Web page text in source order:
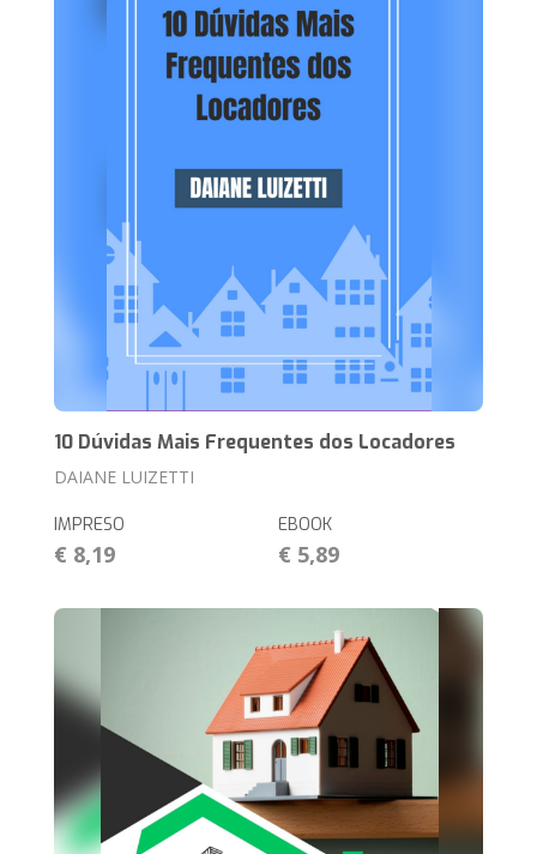
10 Dúvidas Mais Frequentes dos Locadores
DAIANE LUIZETTI
IMPRESO
€ 8,19
EBOOK
€ 5,89